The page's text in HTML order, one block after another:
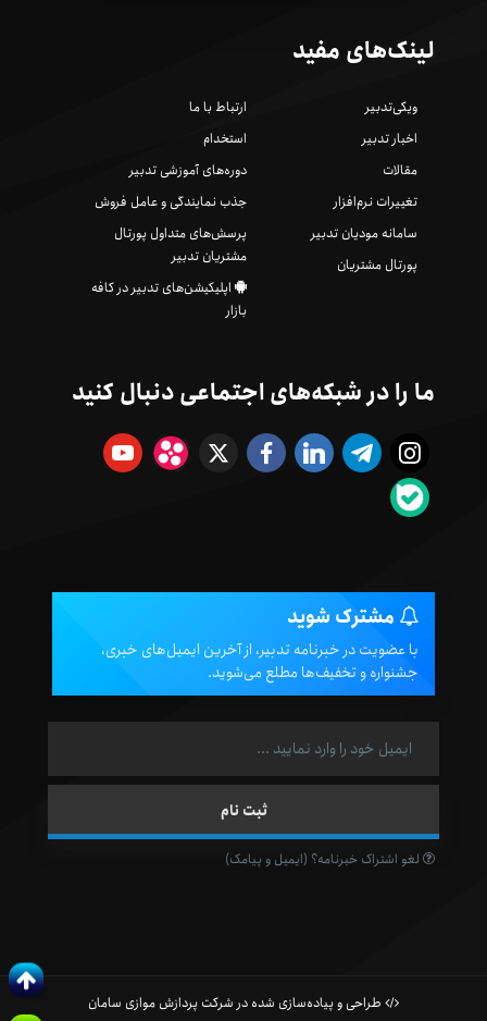
لینک‌های مفید
ویکی‌تدبیر
اخبار تدبیر
مقالات
تغییرات نرم‌افزار
سامانه مودیان تدبیر
پورتال مشتریان
ارتباط با ما
استخدام
دوره‌های آموزشی تدبیر
جذب نمایندگی و عامل فروش
پرسش‌های متداول پورتال
مشتریان تدبیر
اپلیکیشن‌های تدبیر در کافه
بازار
ما را در شبکه‌های اجتماعی دنبال کنید
مشترک شوید
با عضویت در خبرنامه تدبیر، از آخرین ایمیل‌های خبری،
جشنواره و تخفیف‌ها مطلع می‌شوید.
لغو اشتراک خبرنامه؟ (ایمیل و پیامک)
طراحی و پیاده‌سازی شده در شرکت پردازش موازی سامان